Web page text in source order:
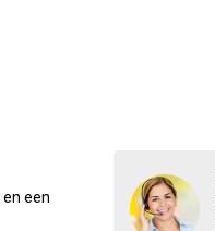
en een